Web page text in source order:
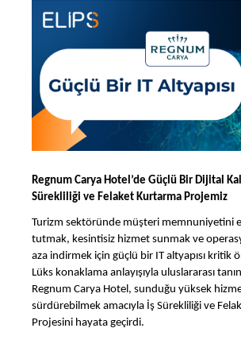
Regnum Carya Hotel’de Güçlü Bir Dijital
Sürekliliği ve Felaket Kurtarma Projemiz
Turizm sektöründe müşteri memnuniyetini
tutmak, kesintisiz hizmet sunmak ve
aza indirmek için güçlü bir IT altyapısı kritik
Lüks konaklama anlayışıyla uluslararası
Regnum Carya Hotel, sunduğu yüksek
sürdürebilmek amacıyla İş Sürekliliği ve
Projesini hayata geçirdi.